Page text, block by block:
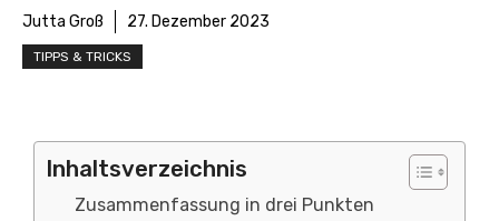
Jutta Groß 27. Dezember 2023
TIPPS & TRICKS
Inhaltsverzeichnis
Zusammenfassung in drei Punkten